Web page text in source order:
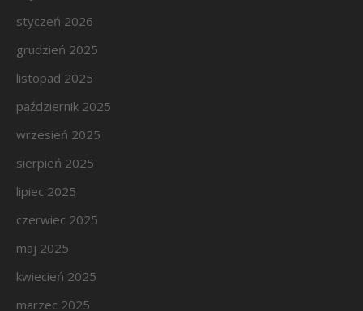
styczeń 2026
grudzień 2025
listopad 2025
październik 2025
wrzesień 2025
sierpień 2025
lipiec 2025
czerwiec 2025
maj 2025
kwiecień 2025
marzec 2025